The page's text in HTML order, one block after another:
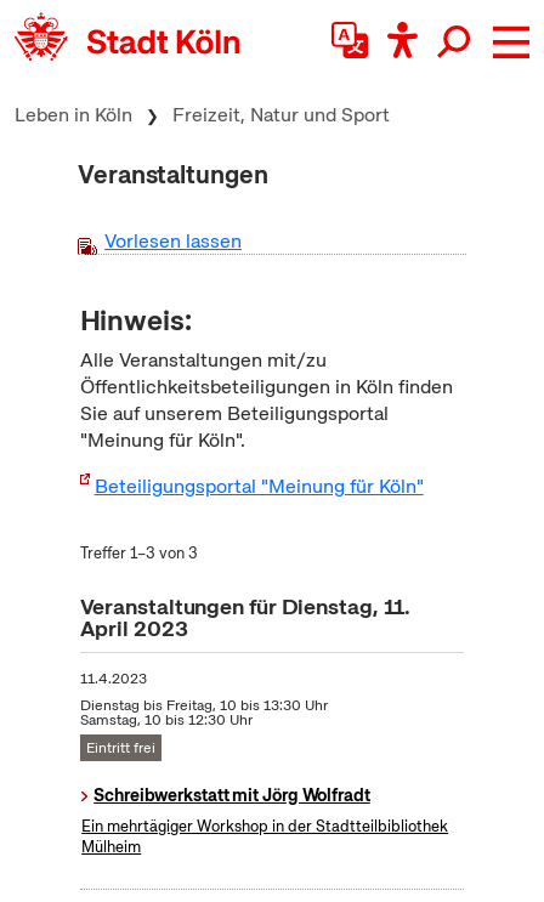
zum Inhalt springen
Leben in Köln Freizeit, Natur und Sport
Veranstaltungen
Vorlesen lassen
Hinweis:
Alle Veranstaltungen mit/zu
Öffentlichkeitsbeteiligungen in Köln finden
Sie auf unserem Beteiligungsportal
"Meinung für Köln".
Beteiligungsportal "Meinung für Köln"
Treffer 1–3 von 3
Veranstaltungen für Dienstag, 11.
April 2023
11.4.2023
Dienstag bis Freitag, 10 bis 13:30 Uhr
Samstag, 10 bis 12:30 Uhr
Eintritt frei
Schreibwerkstatt mit Jörg Wolfradt
Ein mehrtägiger Workshop in der Stadtteilbibliothek
Mülheim